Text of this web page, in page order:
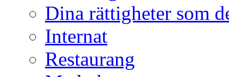
Dina rättigheter som
Internat
Restaurang